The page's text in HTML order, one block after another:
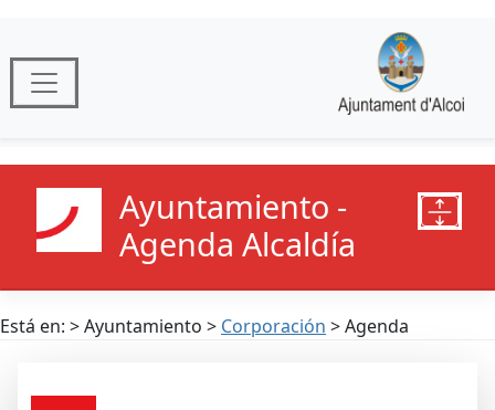
Ayuntamiento -
Agenda Alcaldía
Está en: > Ayuntamiento > Corporación > Agenda